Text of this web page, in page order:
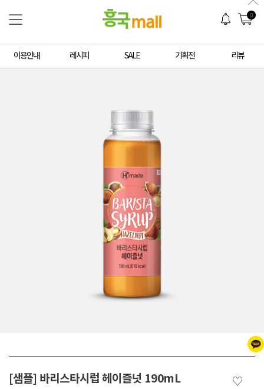
0
이용안내 레시피 SALE 기획전 리뷰
[샘플] 바리스타시럽 헤이즐넛 190mL ♡